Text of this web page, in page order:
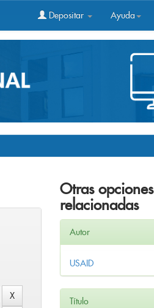
Depositar Ayuda
Otras opciones
relacionadas
Autor
USAID
Título